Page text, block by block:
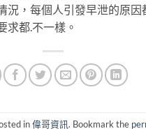
況，每個人引發早泄的原因
求都.不一樣。
in偉哥資訊. Bookmark the